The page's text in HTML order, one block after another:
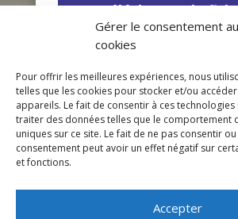
Gérer le consentement
cookies
Pour offrir les meilleures expériences, nous
telles que les cookies pour stocker et/ou
appareils. Le fait de consentir à ces
traiter des données telles que le comportement
uniques sur ce site. Le fait de ne pas consentir
consentement peut avoir un effet négatif sur
et fonctions.
Accepter
Téléchargez la
présentation
Téléchargez le
candidature –statut
Téléchargez le